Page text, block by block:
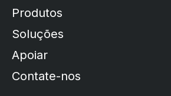
Produtos
Soluções
Apoiar
Contate-nos